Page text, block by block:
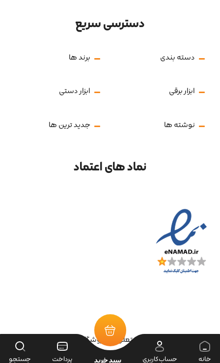
دسترسی سریع
دسته بندی برند ها
ابزار برقی ابزار دستی
نوشته ها جدید ترین ها
نماد های اعتماد
تمامی حقوق سایت متعلق به فروشگاه سرای ابزار می‌باشد.
خانه حساب‌کاربری سبد خرید پرداخت جستجو